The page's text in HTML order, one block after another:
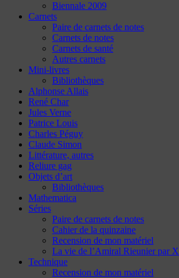
Biennale 2009
Carnets
Paire de carnets de notes
Carnets de notes
Carnets de santé
Autres carnets
Mini-livres
Bibliothèques
Alphonse Allais
René Char
Jules Verne
Patrice Louis
Charles Péguy
Claude Simon
Littérature, autres
Reliure gag
Objets d’art
Bibliothèques
Mathematica
Séries
Paire de carnets de notes
Cahier de la quinzaine
Recension de mon matériel
La vie de l’Amiral Rieunier par
Technique
Recension de mon matériel